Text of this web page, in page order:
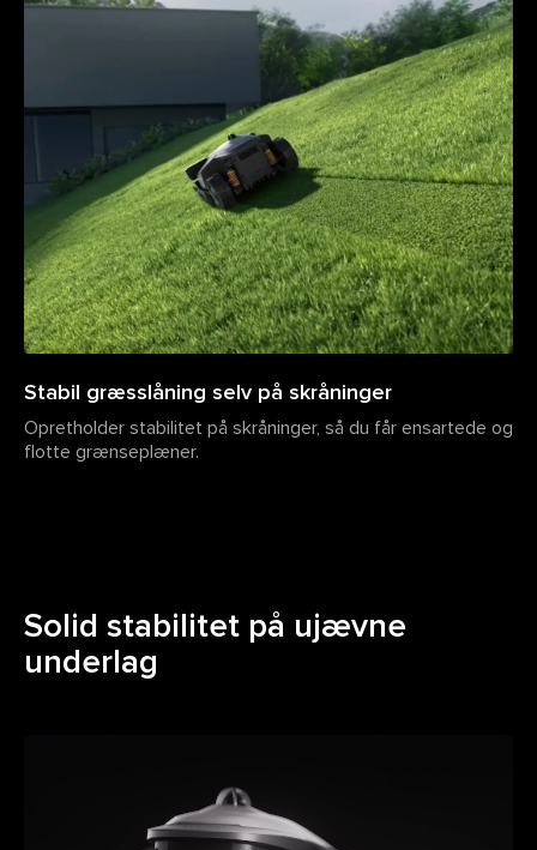
Stabil græsslåning selv på skråninger
Opretholder stabilitet på skråninger, så du får ensartede og
flotte grænseplæner.
Solid stabilitet på ujævne
underlag